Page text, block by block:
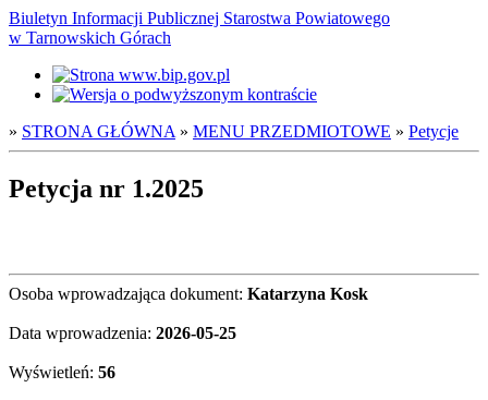
Biuletyn Informacji Publicznej Starostwa Powiatowego
w Tarnowskich Górach
» STRONA GŁÓWNA » MENU PRZEDMIOTOWE » Petycje
Petycja nr 1.2025
Osoba wprowadzająca dokument: Katarzyna Kosk
Data wprowadzenia: 2026-05-25
Wyświetleń: 56